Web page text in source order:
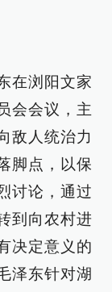
在浏阳文家
会会议，主
敌人统治力
脚点，以保
讨论，通过
到向农村进
决定意义的
泽东针对湖